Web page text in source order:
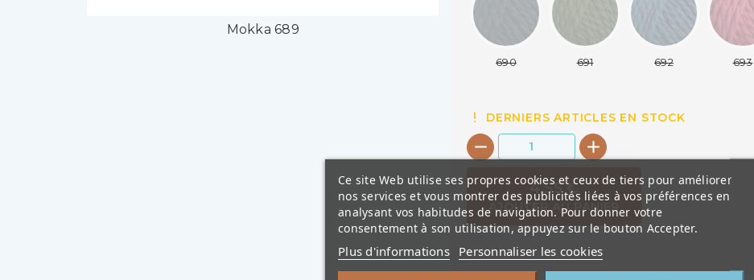
Mokka 689
690 691 692 693
DERNIERS ARTICLES EN STOCK
4,55 €
AJOUTER AU PANIER
Ce site Web utilise ses propres cookies et ceux de tiers pour améliorer
nos services et vous montrer des publicités liées à vos préférences en
analysant vos habitudes de navigation. Pour donner votre
consentement à son utilisation, appuyez sur le bouton Accepter.
Plus d'informations Personnaliser les cookies